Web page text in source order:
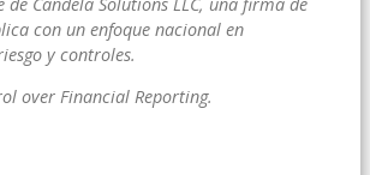
con un enfoque nacional en
y controles.
over Financial Reporting.